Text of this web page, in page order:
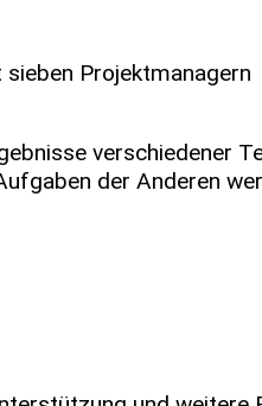
Projektmanagern
verschiedener
der Anderen